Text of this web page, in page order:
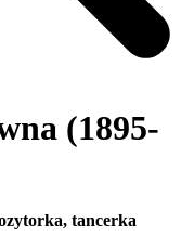
(1895-
tancerka